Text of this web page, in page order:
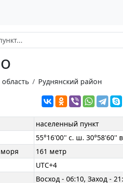
Руднянский район
населенный пункт
55°16'00'' с. ш. 30°58'60''
161 метр
UTC+4
Восход - 06:10, Заход -